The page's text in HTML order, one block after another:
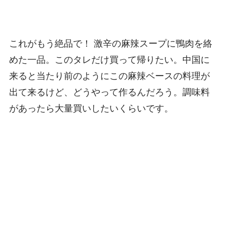
これがもう絶品で！ 激辛の麻辣スープに鴨肉を絡
めた一品。このタレだけ買って帰りたい。中国に
来ると当たり前のようにこの麻辣ベースの料理が
出て来るけど、どうやって作るんだろう。調味料
があったら大量買いしたいくらいです。